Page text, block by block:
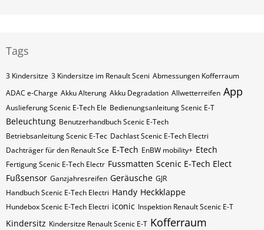
Tags
3 Kindersitze 3 Kindersitze im Renault Sceni Abmessungen Kofferraum
ADAC e-Charge Akku Alterung Akku Degradation Allwetterreifen App
Auslieferung Scenic E-Tech Ele Bedienungsanleitung Scenic E-T
Beleuchtung Benutzerhandbuch Scenic E-Tech
Betriebsanleitung Scenic E-Tec Dachlast Scenic E-Tech Electri
Dachträger für den Renault Sce E-Tech EnBW mobility+ Etech
Fertigung Scenic E-Tech Electr Fussmatten Scenic E-Tech Elect
Fußsensor Ganzjahresreifen Geräusche GJR
Handbuch Scenic E-Tech Electri Handy Heckklappe
Hundebox Scenic E-Tech Electri iconic Inspektion Renault Scenic E-T
Kindersitz Kindersitze Renault Scenic E-T Kofferraum